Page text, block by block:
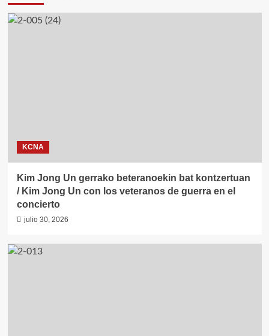
KCNA
Kim Jong Un gerrako beteranoekin bat kontzertuan
/ Kim Jong Un con los veteranos de guerra en el
concierto
julio 30, 2026